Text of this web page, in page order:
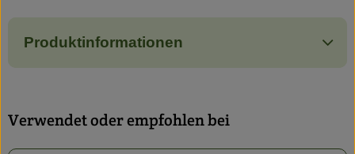
Produktinformationen
Verwendet oder empfohlen bei